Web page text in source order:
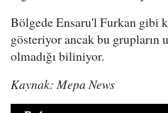
Bölgede Ensaru'l Furkan gibi
gösteriyor ancak bu
olmadığı biliniyor.
Kaynak: Mepa News